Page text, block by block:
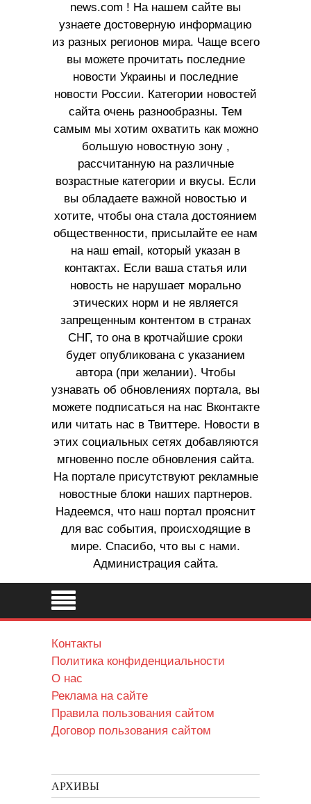
news.com ! На нашем сайте вы
узнаете достоверную информацию
из разных регионов мира. Чаще всего
вы можете прочитать последние
новости Украины и последние
новости России. Категории новостей
сайта очень разнообразны. Тем
самым мы хотим охватить как можно
большую новостную зону ,
рассчитанную на различные
возрастные категории и вкусы. Если
вы обладаете важной новостью и
хотите, чтобы она стала достоянием
общественности, присылайте ее нам
на наш email, который указан в
контактах. Если ваша статья или
новость не нарушает морально
этических норм и не является
запрещенным контентом в странах
СНГ, то она в кротчайшие сроки
будет опубликована с указанием
автора (при желании). Чтобы
узнавать об обновлениях портала, вы
можете подписаться на нас Вконтакте
или читать нас в Твиттере. Новости в
этих социальных сетях добавляются
мгновенно после обновления сайта.
На портале присутствуют рекламные
новостные блоки наших партнеров.
Надеемся, что наш портал прояснит
для вас события, происходящие в
мире. Спасибо, что вы с нами.
Администрация сайта.
Контакты
Политика конфиденциальности
О нас
Реклама на сайте
Правила пользования сайтом
Договор пользования сайтом
АРХИВЫ